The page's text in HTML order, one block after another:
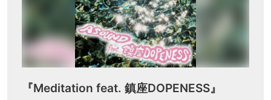
『Meditation feat. 鎮座DOPENESS』